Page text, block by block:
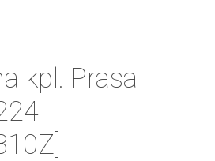
kpl. Prasa